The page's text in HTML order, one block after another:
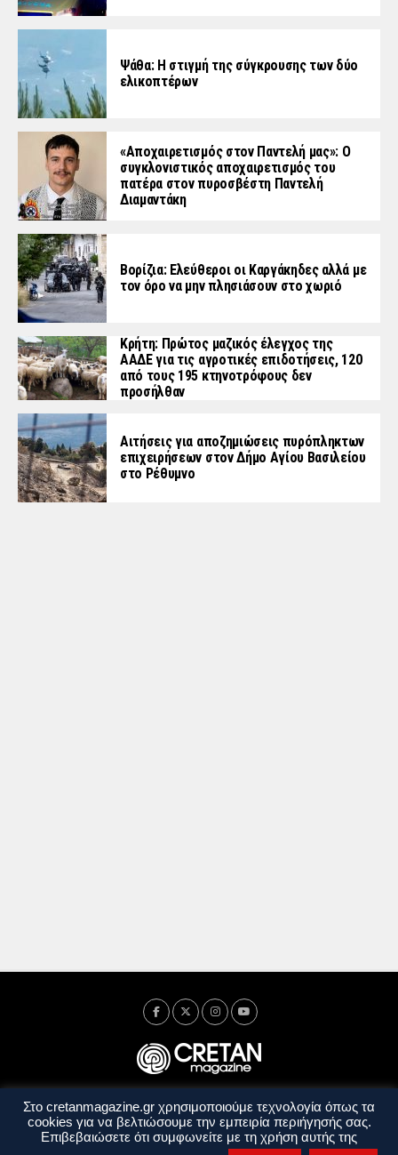
Ψάθα: Η στιγμή της σύγκρουσης των δύο
ελικοπτέρων
«Aποχαιρετισμός στον Παντελή μας»: Ο
συγκλονιστικός αποχαιρετισμός του
πατέρα στον πυροσβέστη Παντελή
Διαμαντάκη
Βορίζια: Ελεύθεροι οι Καργάκηδες αλλά με
τον όρο να μην πλησιάσουν στο χωριό
Κρήτη: Πρώτος μαζικός έλεγχος της
ΑΑΔΕ για τις αγροτικές επιδοτήσεις, 120
από τους 195 κτηνοτρόφους δεν
προσήλθαν
Αιτήσεις για αποζημιώσεις πυρόπληκτων
επιχειρήσεων στον Δήμο Αγίου Βασιλείου
στο Ρέθυμνο
Ταυτότητα Πολιτική Απορρήτου
Όροι Χρήσης
Όροι και Προϋποθέσεις
Στο cretanmagazine.gr χρησιμοποιούμε τεχνολογία όπως τα
cookies για να βελτιώσουμε την εμπειρία περιήγησής σας.
Επιβεβαιώσετε ότι συμφωνείτε με τη χρήση αυτής της